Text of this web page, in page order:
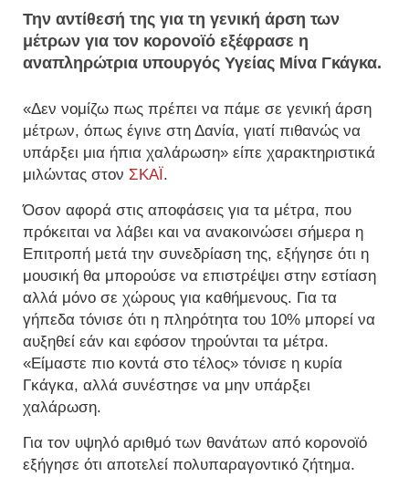
Την αντίθεσή της για τη γενική άρση των
μέτρων για τον κορονοϊό εξέφρασε η
αναπληρώτρια υπουργός Υγείας Μίνα Γκάγκα.
«Δεν νομίζω πως πρέπει να πάμε σε γενική άρση
μέτρων, όπως έγινε στη Δανία, γιατί πιθανώς να
υπάρξει μια ήπια χαλάρωση» είπε χαρακτηριστικά
μιλώντας στον ΣΚΑΪ .
Όσον αφορά στις αποφάσεις για τα μέτρα, που
πρόκειται να λάβει και να ανακοινώσει σήμερα η
Επιτροπή μετά την συνεδρίαση της, εξήγησε ότι η
μουσική θα μπορούσε να επιστρέψει στην εστίαση
αλλά μόνο σε χώρους για καθήμενους. Για τα
γήπεδα τόνισε ότι η πληρότητα του 10% μπορεί να
αυξηθεί εάν και εφόσον τηρούνται τα μέτρα.
«Είμαστε πιο κοντά στο τέλος» τόνισε η κυρία
Γκάγκα, αλλά συνέστησε να μην υπάρξει
χαλάρωση.
Για τον υψηλό αριθμό των θανάτων από κορονοϊό
εξήγησε ότι αποτελεί πολυπαραγοντικό ζήτημα.